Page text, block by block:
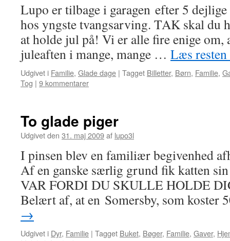
Lupo er tilbage i garagen efter 5
hos yngste tvangsarving. TAK skal du
at holde jul på! Vi er alle fire enige om,
juleaften i mange, mange … Læs resten
Udgivet i Familie, Glade dage | Tagget Billetter, Børn, Familie,
Tog | 9 kommentarer
To glade piger
Udgivet den 31. maj 2009af lupo3l
I pinsen blev en familiær begivenhed
Af en ganske særlig grund fik katten
VAR FORDI DU SKULLE HOLDE
Belært af, at en Somersby, som
→
Udgivet i Dyr, Familie | Tagget Buket, Bøger, Familie, Gaver,